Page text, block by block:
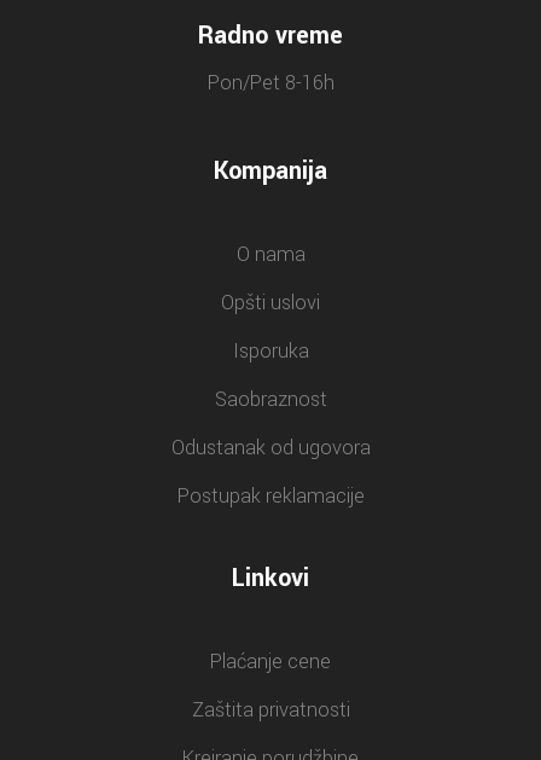
Radno vreme
Pon/Pet 8-16h
Kompanija
O nama
Opšti uslovi
Isporuka
Saobraznost
Odustanak od ugovora
Postupak reklamacije
Linkovi
Plaćanje cene
Zaštita privatnosti